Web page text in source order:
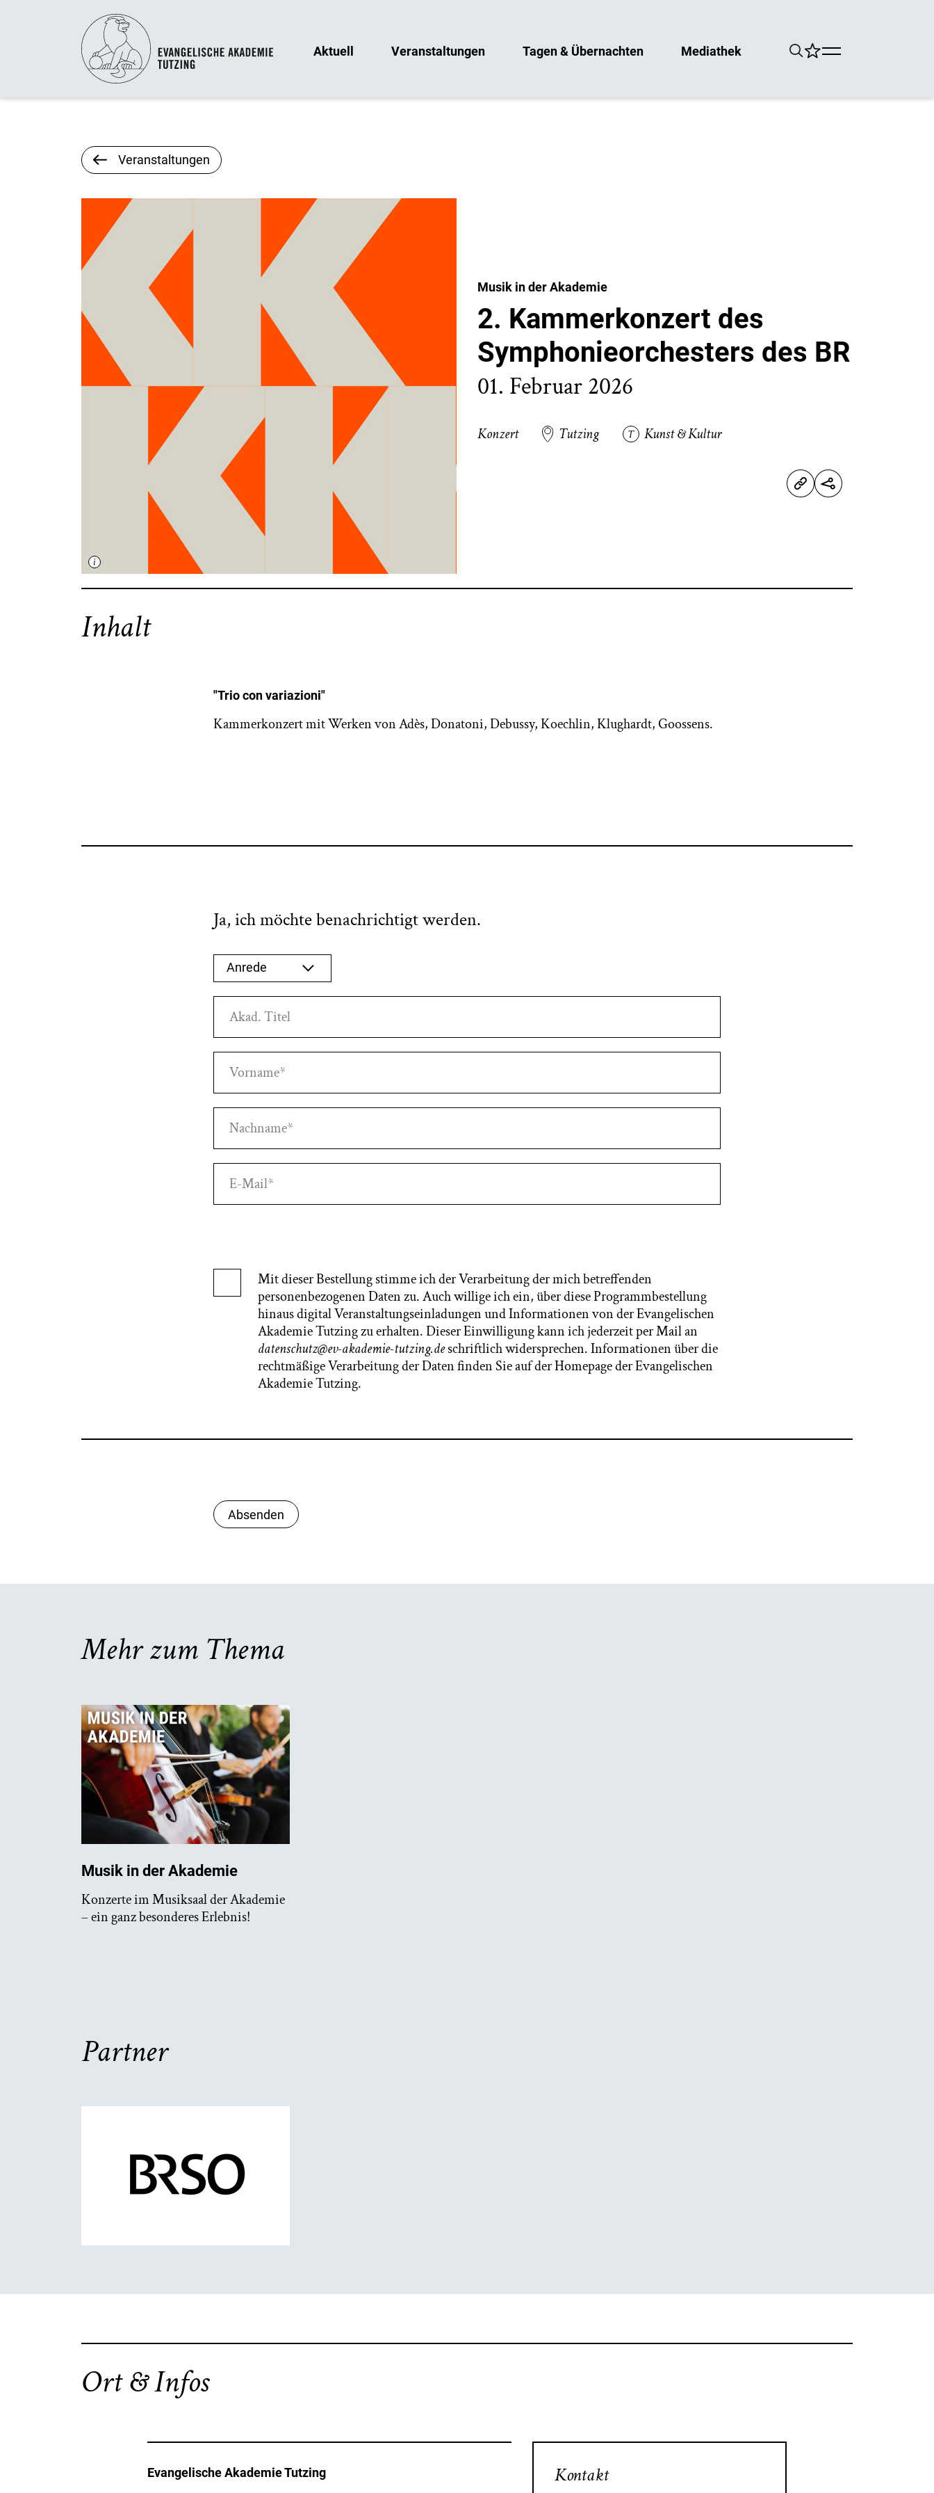
Aktuell Veranstaltungen Tagen & Übernachten Mediathek
Veranstaltungen
Musik in der Akademie
2. Kammerkonzert des
Symphonieorchesters des BR
01. Februar 2026
Konzert Tutzing Kunst & Kultur
Inhalt
"Trio con variazioni"
Kammerkonzert mit Werken von Adès, Donatoni, Debussy, Koechlin, Klughardt, Goossens.
Ja, ich möchte benachrichtigt werden.
Anrede auswählen
Anrede
Akad. Titel
Vorname*
Nachname*
E-Mail*
Mit dieser Bestellung stimme ich der Verarbeitung der mich betreffenden
personenbezogenen Daten zu. Auch willige ich ein, über diese Programmbestellung
hinaus digital Veranstaltungseinladungen und Informationen von der Evangelischen
Akademie Tutzing zu erhalten. Dieser Einwilligung kann ich jederzeit per Mail an
datenschutz@ev-akademie-tutzing.deschriftlich widersprechen. Informationen über die
rechtmäßige Verarbeitung der Daten finden Sie auf der Homepage der Evangelischen
Akademie Tutzing.
Absenden
Mehr zum Thema
Musik in der Akademie
Konzerte im Musiksaal der Akademie
– ein ganz besonderes Erlebnis!
Partner
Ort & Infos
Evangelische Akademie Tutzing Kontakt